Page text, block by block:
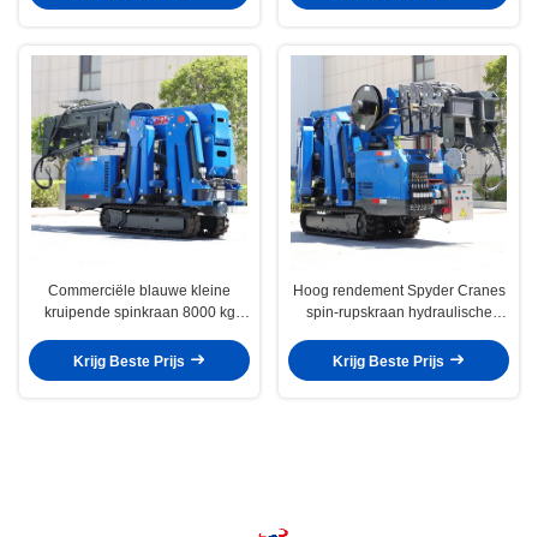
Commerciële blauwe kleine
kruipende spinkraan 8000 kg
Krijg Beste Prijs
Hoog rendement Spyder Cranes
spin-rupskraan hydraulische
Krijg Beste Prijs